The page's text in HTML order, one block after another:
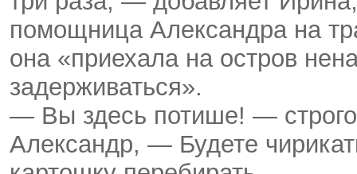
помощница Александра на
она «приехала на остров
задерживаться».
— Вы здесь потише! — строго
Александр, — Будете